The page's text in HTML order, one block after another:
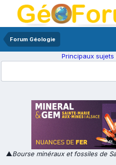
Forum Géologie
Principaux sujets
▲Bourse minéraux et fossiles de